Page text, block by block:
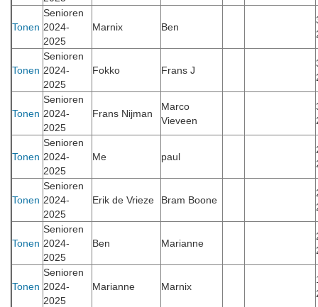
Tonen
Senioren
2024-
2025
Marnix Ben
Tonen
Senioren
2024-
2025
Fokko Frans J
Tonen
Senioren
2024-
2025
Frans Nijman
Marco
Vieveen
Tonen
Senioren
2024-
2025
Me paul
Tonen
Senioren
2024-
2025
Erik de Vrieze Bram Boone
Tonen
Senioren
2024-
2025
Ben Marianne
Tonen
Senioren
2024-
2025
Marianne Marnix